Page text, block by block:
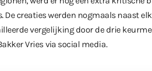
De creaties werden nogmaals naast
vergelijking door de drie
Vriesvia social media.